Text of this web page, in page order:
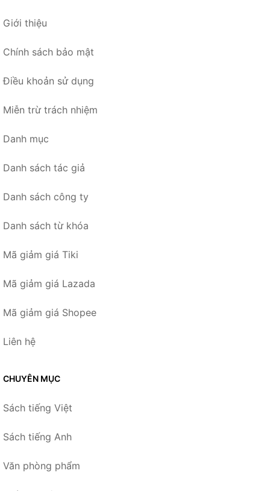
Giới thiệu
Chính sách bảo mật
Điều khoản sử dụng
Miễn trừ trách nhiệm
Danh mục
Danh sách tác giả
Danh sách công ty
Danh sách từ khóa
Mã giảm giá Tiki
Mã giảm giá Lazada
Mã giảm giá Shopee
Liên hệ
CHUYÊN MỤC
Sách tiếng Việt
Sách tiếng Anh
Văn phòng phẩm